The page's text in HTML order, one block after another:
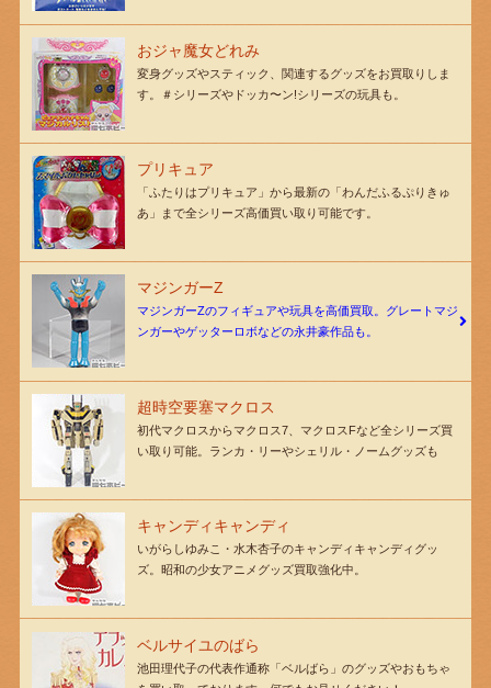
おジャ魔女どれみ
変身グッズやスティック、関連するグッズをお買取りしま
す。＃シリーズやドッカ〜ン!シリーズの玩具も。
プリキュア
「ふたりはプリキュア」から最新の「わんだふるぷりきゅ
あ」まで全シリーズ高価買い取り可能です。
マジンガーZ
マジンガーZのフィギュアや玩具を高価買取。グレートマジ
ンガーやゲッターロボなどの永井豪作品も。
超時空要塞マクロス
初代マクロスからマクロス7、マクロスFなど全シリーズ買
い取り可能。ランカ・リーやシェリル・ノームグッズも
キャンディキャンディ
いがらしゆみこ・水木杏子のキャンディキャンディグッ
ズ。昭和の少女アニメグッズ買取強化中。
ベルサイユのばら
池田理代子の代表作通称「ベルばら」のグッズやおもちゃ